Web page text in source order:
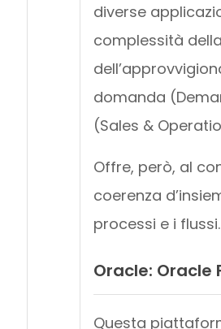
diverse
complessità
domanda
(Sales &
Offre, però, al
coerenza
processi e i flussi.
Oracle: Oracle
Questa